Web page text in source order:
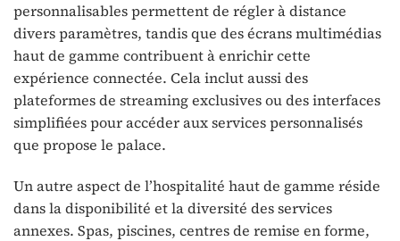
personnalisables permettent de régler à distance
divers paramètres, tandis que des écrans multimédias
haut de gamme contribuent à enrichir cette
expérience connectée. Cela inclut aussi des
plateformes de streaming exclusives ou des interfaces
simplifiées pour accéder aux services personnalisés
que propose le palace.
Un autre aspect de l’hospitalité haut de gamme réside
dans la disponibilité et la diversité des services
annexes. Spas, piscines, centres de remise en forme,